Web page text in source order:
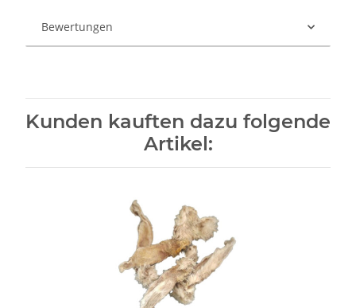
Bewertungen
Kunden kauften dazu folgende
Artikel: